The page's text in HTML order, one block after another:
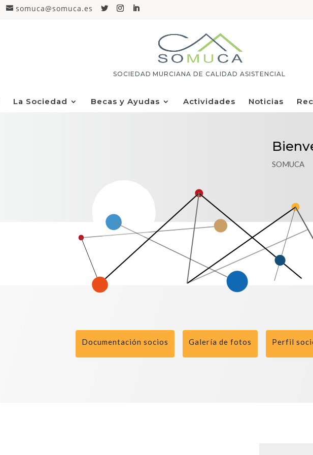
somuca@somuca.es
SOCIEDAD MURCIANA DE CALIDAD ASISTENCIAL
La Sociedad Becas y Ayudas Actividades Noticias
SOMUCA
Documentación socios Galería de fotos Perfil